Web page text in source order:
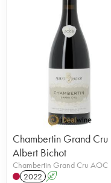
Chambertin Grand Cru
Albert Bichot
Chambertin Grand Cru AOC
2022 A